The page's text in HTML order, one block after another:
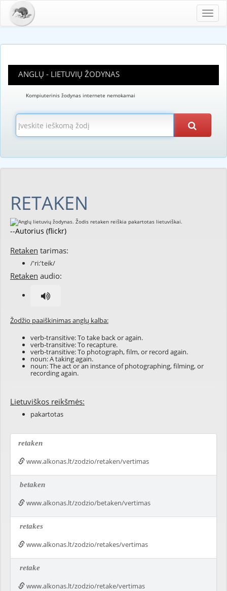
ANGLŲ - LIETUVIŲ ŽODYNAS
Kompiuterinis žodynas internete nemokamai
RETAKEN
--Autorius (flickr)
Retaken tarimas:
/'ri:'teik/
Retaken audio:
Žodžio paaiškinimas anglų kalba:
verb-transitive: To take back or again.
verb-transitive: To recapture.
verb-transitive: To photograph, film, or record again.
noun: A taking again.
noun: The act or an instance of photographing, filming, or
recording again.
Lietuviškos reikšmės:
pakartotas
retaken
www.alkonas.lt/zodzio/retaken/vertimas
betaken
www.alkonas.lt/zodzio/betaken/vertimas
retakes
www.alkonas.lt/zodzio/retakes/vertimas
retake
www.alkonas.lt/zodzio/retake/vertimas